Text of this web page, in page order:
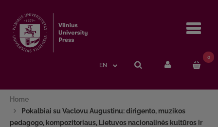
EN
0
Home
Pokalbiai su Vaclovu Augustinu: dirigento, muzikos
pedagogo, kompozitoriaus, Lietuvos nacionalinės kultūros ir